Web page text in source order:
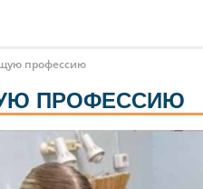
профессию
ПРОФЕССИЮ